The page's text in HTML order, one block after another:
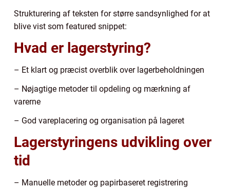
Strukturering af teksten for større sandsynlighed for at
blive vist som featured snippet:
Hvad er lagerstyring?
– Et klart og præcist overblik over lagerbeholdningen
– Nøjagtige metoder til opdeling og mærkning af
varerne
– God vareplacering og organisation på lageret
Lagerstyringens udvikling over
tid
– Manuelle metoder og papirbaseret registrering